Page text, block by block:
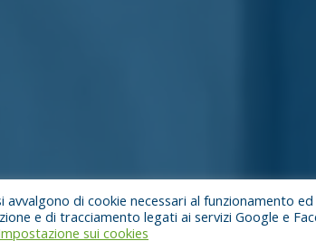
- Capitale sociale €500.000,00 I.V.
di cookie necessari al funzionamento
e di tracciamento legati ai servizi Google e
sui cookies